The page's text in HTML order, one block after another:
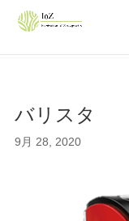
バリスタ
9月 28, 2020